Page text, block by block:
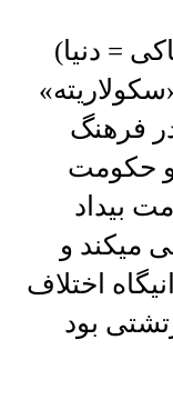
= دنیا)
فرهنگ
و حکومت
بیداد
میکند و
اختلاف
بود